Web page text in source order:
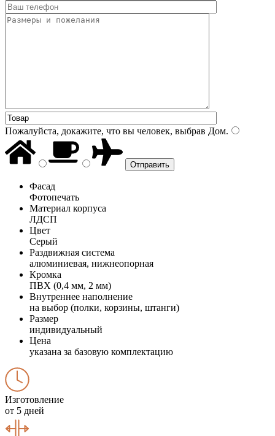
Пожалуйста, докажите, что вы человек, выбрав Дом.
Фасад
Фотопечать
Материал корпуса
ЛДСП
Цвет
Серый
Раздвижная система
алюминиевая, нижнеопорная
Кромка
ПВХ (0,4 мм, 2 мм)
Внутреннее наполнение
на выбор (полки, корзины, штанги)
Размер
индивидуальный
Цена
указана за базовую комплектацию
Изготовление
от 5 дней